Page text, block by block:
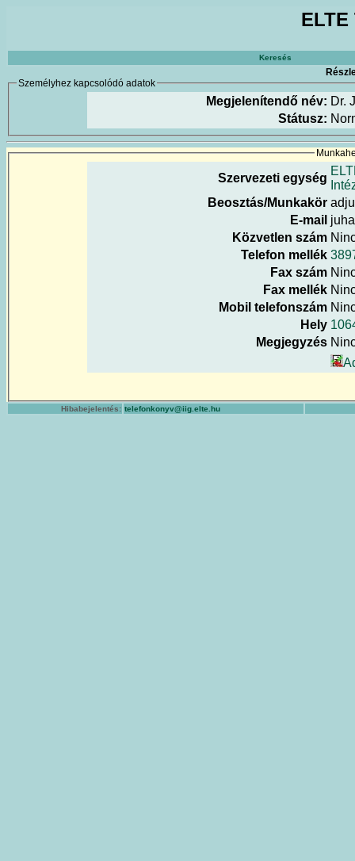
Keresés
Személyhez kapcsolódó adatok
Megjelenítendő név: Dr.
Státusz:
Szervezeti egység
Beosztás/Munkakör
E-mail
Közvetlen szám
Telefon mellék
Fax szám
Fax mellék
Mobil telefonszám
Hely
Megjegyzés
Hibabejelentés: telefonkonyv@iig.elte.hu